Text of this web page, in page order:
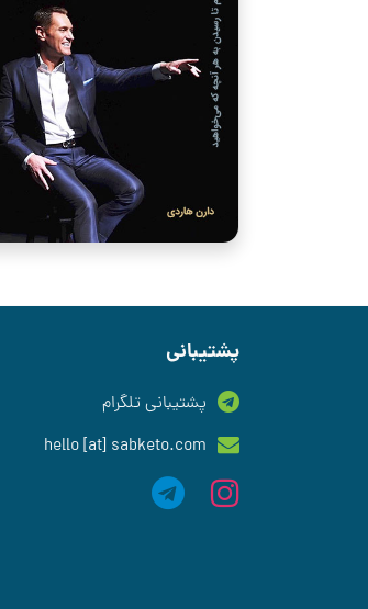
پشتیبانی
پشتیبانی تلگرام
hello [at] sabketo.com